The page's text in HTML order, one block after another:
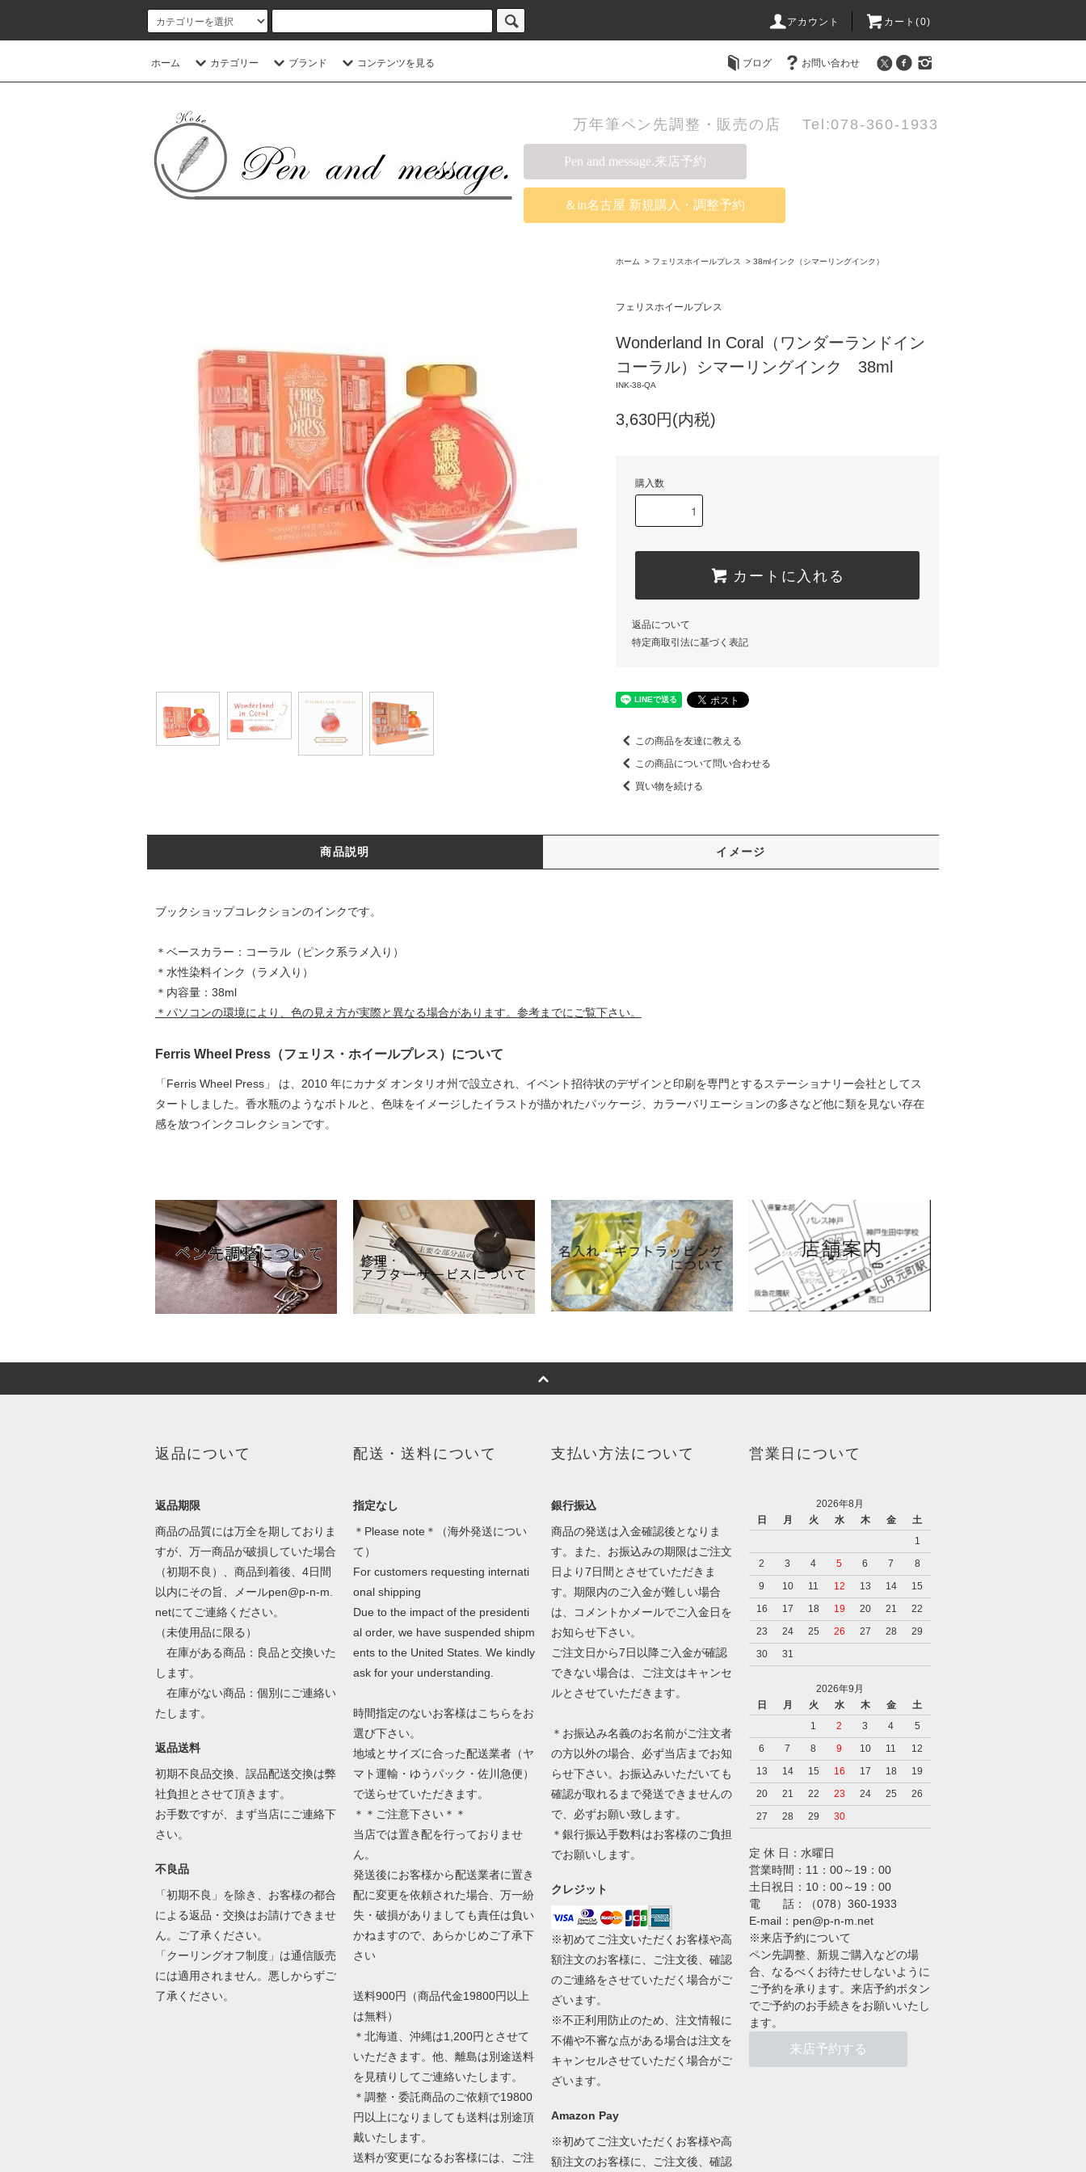
アカウント カート(0)
ホーム カテゴリー ブランド コンテンツを見る ブログ お問い合わせ
万年筆ペン先調整・販売の店 Tel:078-360-1933
Pen and message.来店予約
＆in名古屋 新規購入・調整予約
ホーム > フェリスホイールプレス > 38mlインク（シマーリングインク）
フェリスホイールプレス
Wonderland In Coral（ワンダーランドイン
コーラル）シマーリングインク 38ml
INK-38-QA
3,630円(内税)
購入数
カートに入れる
返品について
特定商取引法に基づく表記
この商品を友達に教える
この商品について問い合わせる
買い物を続ける
商品説明 イメージ
ブックショップコレクションのインクです。
＊ベースカラー：コーラル（ピンク系ラメ入り）
＊水性染料インク（ラメ入り）
＊内容量：38ml
＊パソコンの環境により、色の見え方が実際と異なる場合があります。参考までにご覧下さい。
Ferris Wheel Press（フェリス・ホイールプレス）について
「Ferris Wheel Press」 は、2010 年にカナダ オンタリオ州で設立され、イベント招待状のデザインと印刷を専門とするステーショナリー会社としてス
タートしました。香水瓶のようなボトルと、色味をイメージしたイラストが描かれたパッケージ、カラーバリエーションの多さなど他に類を見ない存在
感を放つインクコレクションです。
返品について
返品期限
商品の品質には万全を期しておりま
すが、万一商品が破損していた場合
（初期不良）、商品到着後、4日間
以内にその旨、メールpen@p-n-m.
netにてご連絡ください。
（未使用品に限る）
在庫がある商品：良品と交換いた
します。
在庫がない商品：個別にご連絡い
たします。
返品送料
初期不良品交換、誤品配送交換は弊
社負担とさせて頂きます。
お手数ですが、まず当店にご連絡下
さい。
不良品
「初期不良」を除き、お客様の都合
による返品・交換はお請けできませ
ん。ご了承ください。
「クーリングオフ制度」は通信販売
には適用されません。悪しからずご
了承ください。
配送・送料について
指定なし
＊Please note＊（海外発送につい
て）
For customers requesting internati
onal shipping
Due to the impact of the presidenti
al order, we have suspended shipm
ents to the United States. We kindly
ask for your understanding.
時間指定のないお客様はこちらをお
選び下さい。
地域とサイズに合った配送業者（ヤ
マト運輸・ゆうパック・佐川急便）
で送らせていただきます。
＊＊ご注意下さい＊＊
当店では置き配を行っておりませ
ん。
発送後にお客様から配送業者に置き
配に変更を依頼された場合、万一紛
失・破損がありましても責任は負い
かねますので、あらかじめご了承下
さい
送料900円（商品代金19800円以上
は無料）
＊北海道、沖縄は1,200円とさせて
いただきます。他、離島は別途送料
を見積りしてご連絡いたします。
＊調整・委託商品のご依頼で19800
円以上になりましても送料は別途頂
戴いたします。
送料が変更になるお客様には、ご注
支払い方法について
銀行振込
商品の発送は入金確認後となりま
す。また、お振込みの期限はご注文
日より7日間とさせていただきま
す。期限内のご入金が難しい場合
は、コメントかメールでご入金日を
お知らせ下さい。
ご注文日から7日以降ご入金が確認
できない場合は、ご注文はキャンセ
ルとさせていただきます。
＊お振込み名義のお名前がご注文者
の方以外の場合、必ず当店までお知
らせ下さい。お振込みいただいても
確認が取れるまで発送できませんの
で、必ずお願い致します。
＊銀行振込手数料はお客様のご負担
でお願いします。
クレジット
※初めてご注文いただくお客様や高
額注文のお客様に、ご注文後、確認
のご連絡をさせていただく場合がご
ざいます。
※不正利用防止のため、注文情報に
不備や不審な点がある場合は注文を
キャンセルさせていただく場合がご
ざいます。
Amazon Pay
※初めてご注文いただくお客様や高
額注文のお客様に、ご注文後、確認
営業日について
2026年8月
日
月 火 水 木 金
土
1
2
3 4 5 6 7
8
9
10 11 12 13 14
15
16
17 18 19 20 21
22
23
24 25 26 27 28
29
30
31
2026年9月
日
月 火 水 木 金
土
1
2 3 4
5
6
7 8 9 10 11
12
13
14 15 16 17 18
19
20
21 22 23 24 25
26
27
28 29 30
定 休 日：水曜日
営業時間：11：00～19：00
土日祝日：10：00～19：00
電 話：（078）360-1933
E-mail：pen@p-n-m.net
※来店予約について
ペン先調整、新規ご購入などの場
合、なるべくお待たせしないように
ご予約を承ります。来店予約ボタン
でご予約のお手続きをお願いいたし
ます。
来店予約する